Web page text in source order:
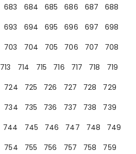
683 684 685 686 687
688
693 694 695 696 697
698
703 704 705 706 707
708
713 714 715 716 717 718
719
724 725 726 727 728
729
734 735 736 737 738
739
744 745 746 747 748
749
754 755 756 757 758
759